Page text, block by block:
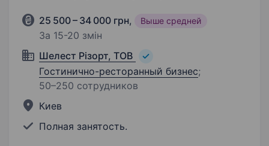
25 500 – 34 000 грн, Выше средней
За 15-20 змін
Шелест Різорт, ТОВ
Гостинично-ресторанный бизнес;
50–250 сотрудников
Киев
Полная занятость.